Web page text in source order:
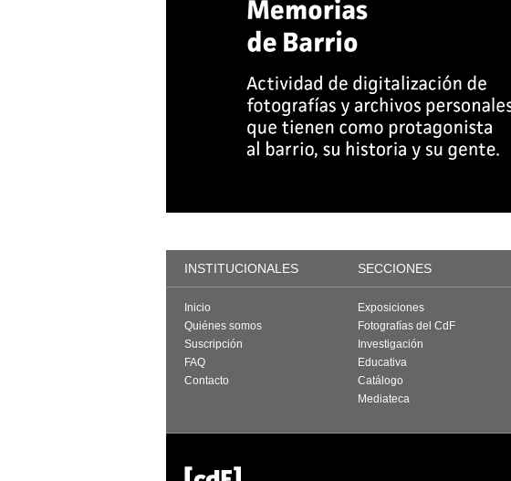
INSTITUCIONALES SECCIONES
Inicio
Quiénes somos
Suscripción
FAQ
Contacto
Exposiciones
Fotografías del CdF
Investigación
Educativa
Catálogo
Mediateca